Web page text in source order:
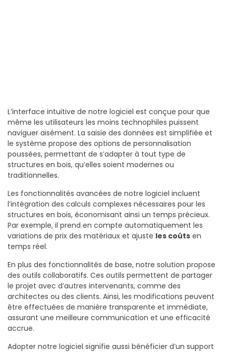
L’interface intuitive de notre logiciel est conçue pour que
même les utilisateurs les moins technophiles puissent
naviguer aisément. La saisie des données est simplifiée et
le système propose des options de personnalisation
poussées, permettant de s’adapter à tout type de
structures en bois, qu’elles soient modernes ou
traditionnelles.
Les fonctionnalités avancées de notre logiciel incluent
l’intégration des calculs complexes nécessaires pour les
structures en bois, économisant ainsi un temps précieux.
Par exemple, il prend en compte automatiquement les
variations de prix des matériaux et ajuste les coûts en
temps réel.
En plus des fonctionnalités de base, notre solution propose
des outils collaboratifs. Ces outils permettent de partager
le projet avec d’autres intervenants, comme des
architectes ou des clients. Ainsi, les modifications peuvent
être effectuées de manière transparente et immédiate,
assurant une meilleure communication et une efficacité
accrue.
Adopter notre logiciel signifie aussi bénéficier d’un support